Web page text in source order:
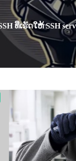
ທີ່ເຮັດໃຫ້ SSH